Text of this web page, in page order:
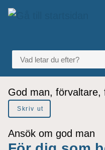
Gå till innehåll
till sidomeny
VAD LETAR DU EFTER?
Du är här:
God man, förvaltare,
Skriv ut
Ansök om god man